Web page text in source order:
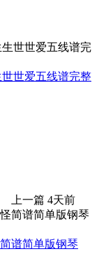
世爱五线谱完整
上一篇 4天前
谱简单版钢琴